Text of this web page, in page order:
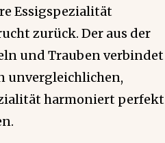
Essigspezialität
zurück. Der aus der
und Trauben verbindet
unvergleichlichen,
harmoniert perfekt